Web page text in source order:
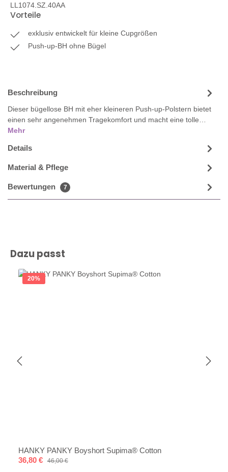
LL1074.SZ.40AA
Vorteile
exklusiv entwickelt für kleine Cupgrößen
Push-up-BH ohne Bügel
Beschreibung
Dieser bügellose BH mit eher kleineren Push-up-Polstern bietet
einen sehr angenehmen Tragekomfort und macht eine tolle…
Mehr
Details
Material & Pflege
Bewertungen 7
Produktgalerie überspringen
Dazu passt
20%
HANKY PANKY Boyshort Supima® Cotton
Verkaufspreis:
36,80 € Regulärer Preis:
46,00 €